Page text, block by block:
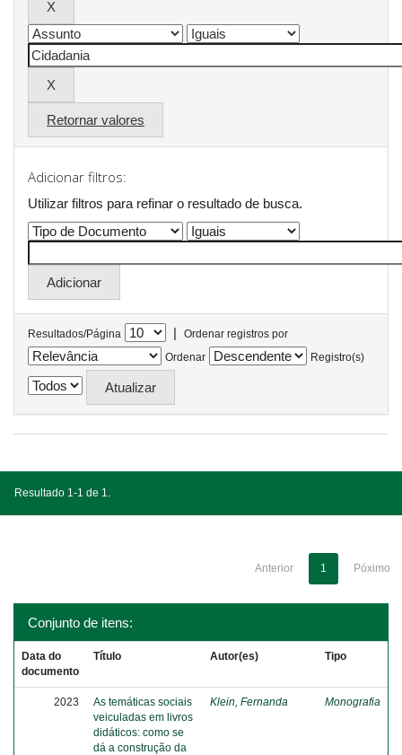
Retornar valores
Adicionar filtros:
Utilizar filtros para refinar o resultado de busca.
Resultados/Página |
Ordenar registros por
Ordenar
Registro(s)
Resultado 1-1 de 1.
Anterior 1 Póximo
Conjunto de itens:
Data do
documento
Título Autor(es) Tipo
2023
As temáticas sociais
veiculadas em livros
didáticos: como se
dá a construção da
Klein, Fernanda Monografia